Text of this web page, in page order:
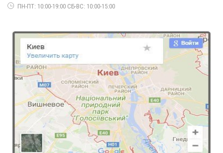
Коротка трикотажна сукня з рукавом
730.00грн.
Жіноча трикотажна сукня із довгим рукавом і гіпюром
570.00грн.
ПН-ПТ: 10:00-19:00 СБ-ВС: 10:00-15:00